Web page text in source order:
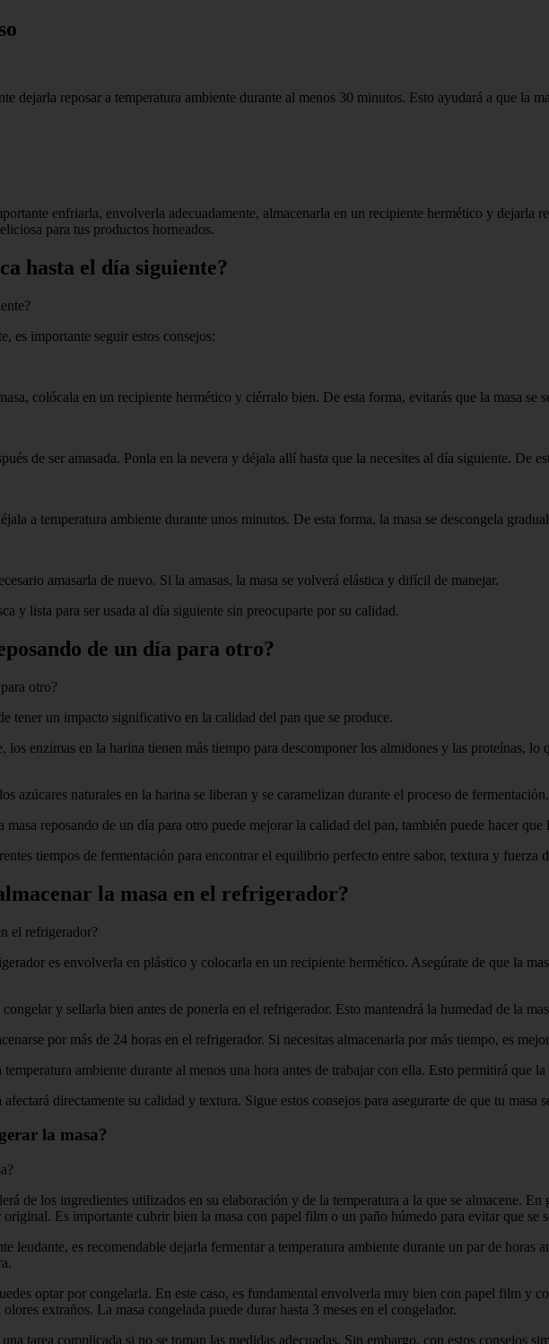
dejarla reposar a temperatura ambiente durante al menos 30 minutos. Esto ayudará a que la
enfriarla, envolverla adecuadamente, almacenarla en un recipiente hermético y dejarla
para tus productos horneados.
hasta el día siguiente?
es importante seguir estos consejos:
colócala en un recipiente hermético y ciérralo bien. De esta forma, evitarás que la masa se
de ser amasada. Ponla en la nevera y déjala allí hasta que la necesites al día siguiente. De
a temperatura ambiente durante unos minutos. De esta forma, la masa se descongela
amasarla de nuevo. Si la amasas, la masa se volverá elástica y difícil de manejar.
y lista para ser usada al día siguiente sin preocuparte por su calidad.
de un día para otro?
otro?
tener un impacto significativo en la calidad del pan que se produce.
los enzimas en la harina tienen más tiempo para descomponer los almidones y las proteínas,
azúcares naturales en la harina se liberan y se caramelizan durante el proceso de fermentación.
reposando de un día para otro puede mejorar la calidad del pan, también puede hacer
tiempos de fermentación para encontrar el equilibrio perfecto entre sabor, textura y fuerza
la masa en el refrigerador?
el refrigerador?
es envolverla en plástico y colocarla en un recipiente hermético. Asegúrate de que la
y sellarla bien antes de ponerla en el refrigerador. Esto mantendrá la humedad de la
por más de 24 horas en el refrigerador. Si necesitas almacenarla por más tiempo, es
ambiente durante al menos una hora antes de trabajar con ella. Esto permitirá que
directamente su calidad y textura. Sigue estos consejos para asegurarte de que tu masa
la masa?
de los ingredientes utilizados en su elaboración y de la temperatura a la que se almacene.
Es importante cubrir bien la masa con papel film o un paño húmedo para evitar que se
leudante, es recomendable dejarla fermentar a temperatura ambiente durante un par de horas
optar por congelarla. En este caso, es fundamental envolverla muy bien con papel film y
extraños. La masa congelada puede durar hasta 3 meses en el congelador.
tarea complicada si no se toman las medidas adecuadas. Sin embargo, con estos consejos